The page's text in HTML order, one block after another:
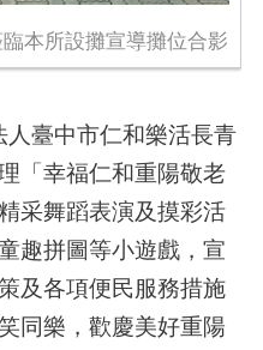
本所設攤宣導攤位合影
人臺中市仁和樂活長青
「幸福仁和重陽敬老
采舞蹈表演及摸彩活
趣拼圖等小遊戲，宣
及各項便民服務措施
同樂，歡慶美好重陽